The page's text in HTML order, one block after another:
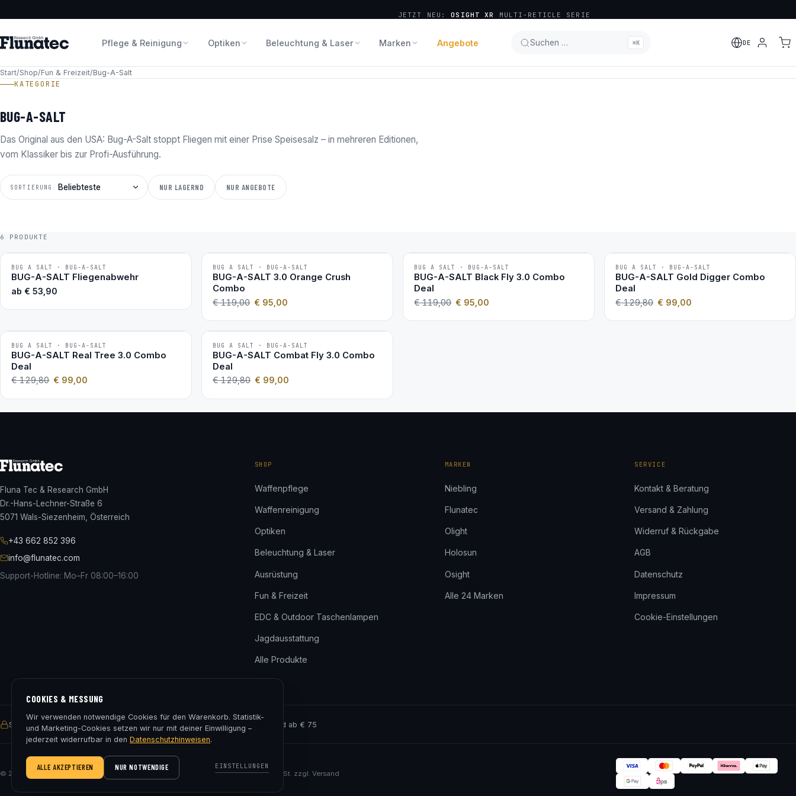
JETZT NEU:OSIGHT XR MULTI-RETICLE SERIE
Pflege & Reinigung Optiken Beleuchtung & Laser Marken Angebote Suchen … ⌘K DE
Start/Shop/Fun & Freizeit/Bug-A-Salt
KATEGORIE
BUG-A-SALT
Das Original aus den USA: Bug-A-Salt stoppt Fliegen mit einer Prise Speisesalz – in mehreren Editionen,
vom Klassiker bis zur Profi-Ausführung.
SORTIERUNG NUR LAGERND NUR ANGEBOTE
6 PRODUKTE
BESTSELLER
BUG A SALT · BUG-A-SALT
BUG-A-SALT Fliegenabwehr
ab € 53,90
−20 %
2ER-SET
BUG A SALT · BUG-A-SALT
BUG-A-SALT 3.0 Orange Crush
Combo
€119,00 € 95,00
−20 %
2ER-SET
BUG A SALT · BUG-A-SALT
BUG-A-SALT Black Fly 3.0 Combo
Deal
€119,00 € 95,00
−24 %
2ER-SET
BUG A SALT · BUG-A-SALT
BUG-A-SALT Gold Digger Combo
Deal
€129,80 € 99,00
−24 %
2ER-SET
BUG A SALT · BUG-A-SALT
BUG-A-SALT Real Tree 3.0 Combo
Deal
€129,80 € 99,00
−24 %
2ER-SET
BUG A SALT · BUG-A-SALT
BUG-A-SALT Combat Fly 3.0 Combo
Deal
€129,80 € 99,00
Fluna Tec & Research GmbH
Dr.-Hans-Lechner-Straße 6
5071 Wals-Siezenheim, Österreich
+43 662 852 396
info@flunatec.com
Support-Hotline: Mo–Fr 08:00–16:00
SHOP
Waffenpflege
Waffenreinigung
Optiken
Beleuchtung & Laser
Ausrüstung
Fun & Freizeit
EDC & Outdoor Taschenlampen
Jagdausstattung
Alle Produkte
MARKEN
Niebling
Flunatec
Olight
Holosun
Osight
Alle 24 Marken
SERVICE
Kontakt & Beratung
Versand & Zahlung
Widerruf & Rückgabe
AGB
Datenschutz
Impressum
Cookie-Einstellungen
SSL-verschlüsselt Käuferschutz 30 Tage Rückgaberecht Gratis Versand ab € 75
© 2026 Fluna Tec & Research GmbH · FN 330182m, LG Salzburg · Alle Preise inkl. MwSt. zzgl. Versand
COOKIES & MESSUNG
Wir verwenden notwendige Cookies für den Warenkorb. Statistik-
und Marketing-Cookies setzen wir nur mit deiner Einwilligung –
jederzeit widerrufbar in denDatenschutzhinweisen.
ALLE AKZEPTIEREN NUR NOTWENDIGE EINSTELLUNGEN